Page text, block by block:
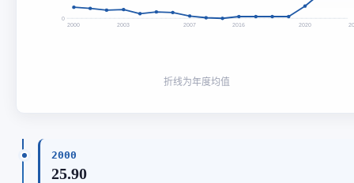
0
2000 2003 2007 2016 2020
折线为年度均值
2000
25.90